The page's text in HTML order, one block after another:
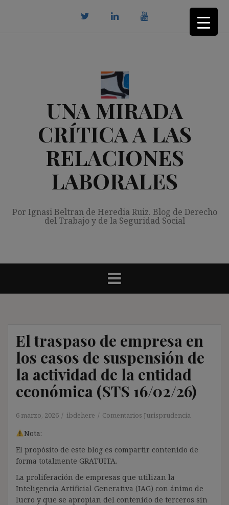
UNA MIRADA
CRÍTICA A LAS
RELACIONES
LABORALES
Por Ignasi Beltran de Heredia Ruiz. Blog de Derecho
del Trabajo y de la Seguridad Social
El traspaso de empresa en
los casos de suspensión de
la actividad de la entidad
económica (STS 16/02/26)
6 marzo, 2026 ibdehere Comentarios Jurisprudencia
Nota:
El propósito de este blog es compartir contenido de
forma totalmente GRATUITA.
La proliferación de empresas que utilizan la
Inteligencia Artificial Generativa (IAG) con ánimo de
lucro y que se apropian del contenido de terceros sin